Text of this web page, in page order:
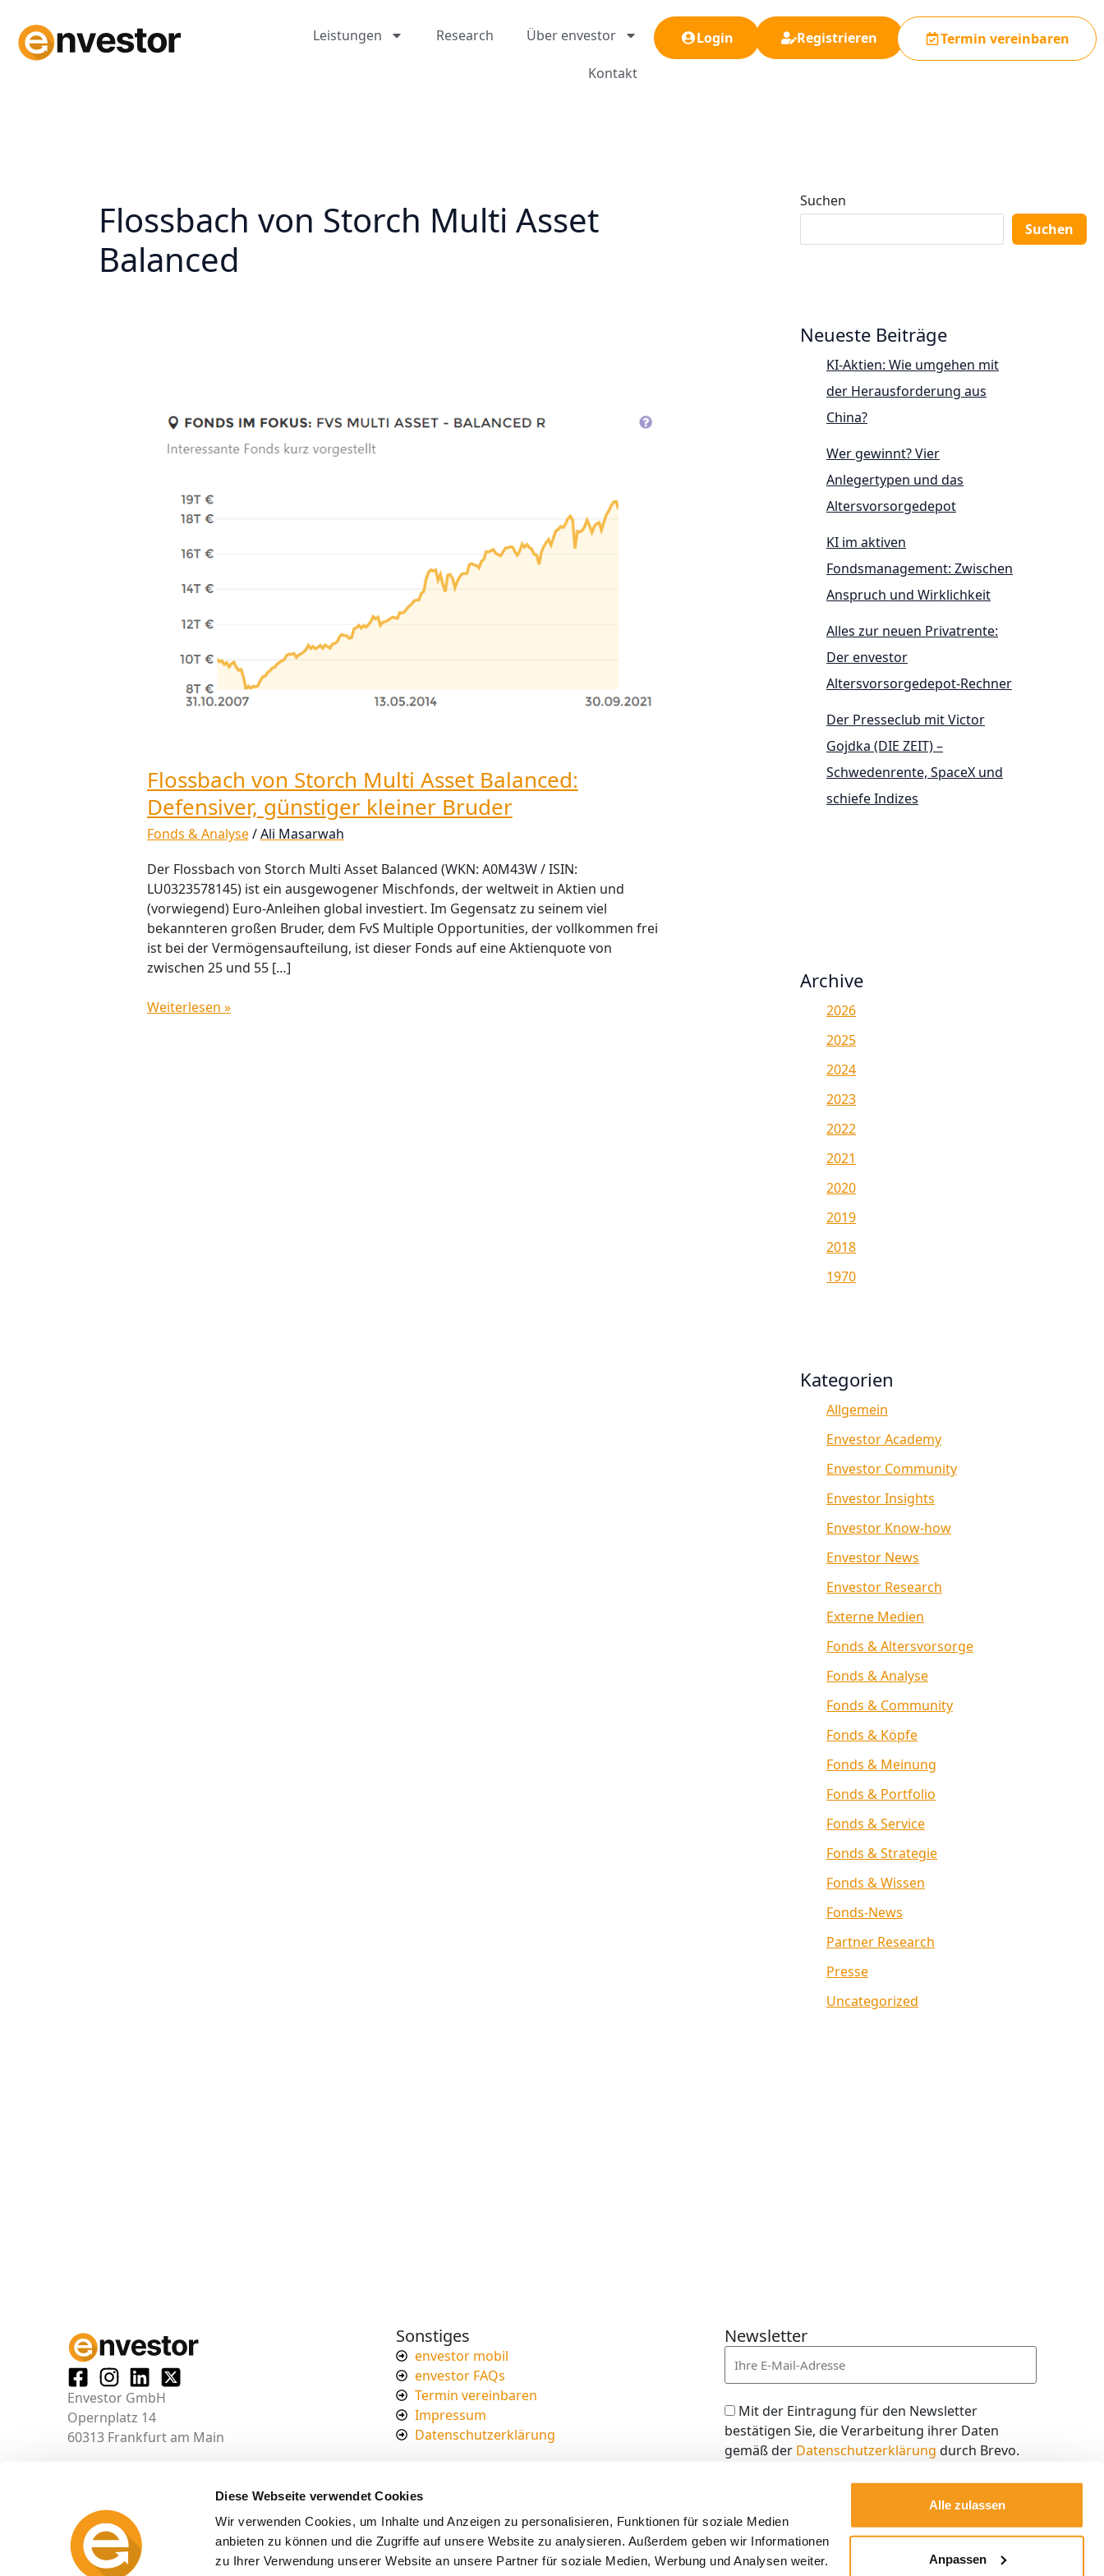
Diese Webseite verwendet Cookies
Wir verwenden Cookies, um Inhalte und Anzeigen zu personalisieren, Funktionen für soziale Medien
anbieten zu können und die Zugriffe auf unsere Website zu analysieren. Außerdem geben wir Informationen
zu Ihrer Verwendung unserer Website an unsere Partner für soziale Medien, Werbung und Analysen weiter.
Alle zulassen
Anpassen
Inhalt
springen
Leistungen Research Über envestor
Kontakt
Login Registrieren Termin vereinbaren
Flossbach von Storch Multi Asset
Balanced
Flossbach von Storch Multi Asset Balanced:
Defensiver, günstiger kleiner Bruder
Fonds & Analyse/Ali Masarwah
Der Flossbach von Storch Multi Asset Balanced (WKN: A0M43W / ISIN:
LU0323578145) ist ein ausgewogener Mischfonds, der weltweit in Aktien und
(vorwiegend) Euro-Anleihen global investiert. Im Gegensatz zu seinem viel
bekannteren großen Bruder, dem FvS Multiple Opportunities, der vollkommen frei
ist bei der Vermögensaufteilung, ist dieser Fonds auf eine Aktienquote von
zwischen 25 und 55 […]
von
Storch
Balanced:
Defensiver,
kleiner
Weiterlesen »
Suchen
Suchen
Neueste Beiträge
KI-Aktien: Wie umgehen mit
der Herausforderung aus
China?
Wer gewinnt? Vier
Anlegertypen und das
Altersvorsorgedepot
KI im aktiven
Fondsmanagement: Zwischen
Anspruch und Wirklichkeit
Alles zur neuen Privatrente:
Der envestor
Altersvorsorgedepot-Rechner
Der Presseclub mit Victor
Gojdka (DIE ZEIT) –
Schwedenrente, SpaceX und
schiefe Indizes
Archive
2026
2025
2024
2023
2022
2021
2020
2019
2018
1970
Kategorien
Allgemein
Envestor Academy
Envestor Community
Envestor Insights
Envestor Know-how
Envestor News
Envestor Research
Externe Medien
Fonds & Altersvorsorge
Fonds & Analyse
Fonds & Community
Fonds & Köpfe
Fonds & Meinung
Fonds & Portfolio
Fonds & Service
Fonds & Strategie
Fonds & Wissen
Fonds-News
Partner Research
Presse
Uncategorized
Envestor GmbH
Opernplatz 14
60313 Frankfurt am Main
Sonstiges
envestor mobil
envestor FAQs
Termin vereinbaren
Impressum
Datenschutzerklärung
Newsletter
Mit der Eintragung für den Newsletter
bestätigen Sie, die Verarbeitung ihrer Daten
gemäß der Datenschutzerklärung durch Brevo.
den ich jederzeit mit dem Link im Newsletter
Kostenlos abonnieren